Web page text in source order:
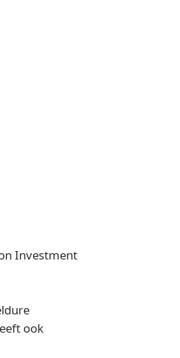
Investment
ook